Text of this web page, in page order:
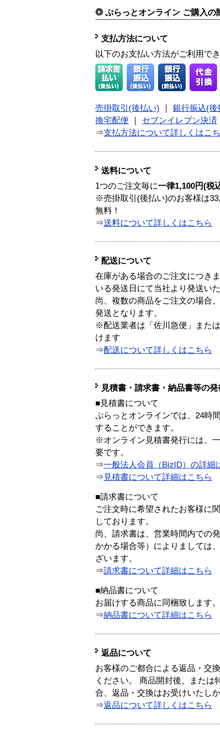
ぷらっとオンライン ご購入の
支払方法について
以下のお支払い方法がご利用で
売掛取引(後払い)
銀行振込(後
換宅配便
セブンイレブン決済
⇒支払方法について詳しくはこ
送料について
1つのご注文毎に一律1,100円(税
※売掛取引(後払い)のお客様は
無料！
⇒送料について詳しくはこちら
配送について
在庫がある場合のご注文につき
いる発送日にて当社より発送い
尚、複数の商品をご注文の場合
発送となります。
※配送業者は「佐川急便」また
けます
⇒配送について詳しくはこちら
見積書・請求書・納品書等の
■見積書について
ぷらっとオンラインでは、24時
することができます。
※オンライン見積書発行には、
要です。
⇒一般法人会員（BizID）の詳細
⇒ 見積書について詳細はこちら
■請求書について
ご注文時に希望されたお客様に
しております。
尚、請求書は、営業時間内での
かかる場合等）によりましては
ざいます。
⇒請求書について詳細はこちら
■納品書について
お届けする商品に同梱致します。
⇒納品書について詳細はこちら
返品について
お客様のご都合による返品・交
ください。 商品開封後、または
合、返品・交換はお受けいたし
⇒返品について詳しくはこちら